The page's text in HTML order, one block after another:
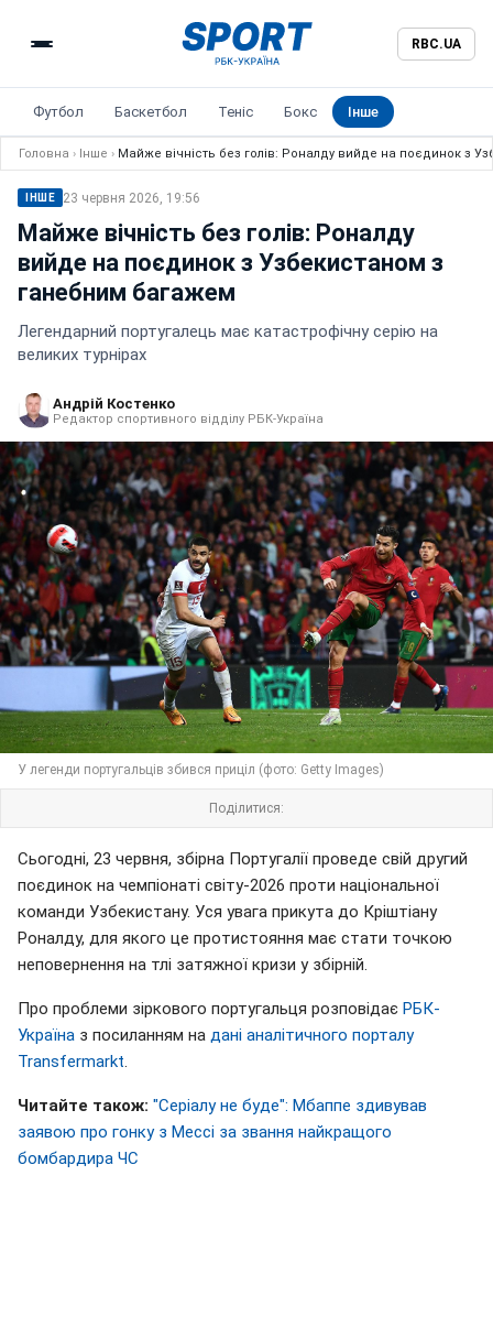
RBC.UA
Футбол Баскетбол Теніс Бокс Інше
Головна › Інше › Майже вічність без голів: Роналду вийде на поєдинок з
ІНШЕ 23 червня 2026, 19:56
Майже вічність без голів: Роналду
вийде на поєдинок з Узбекистаном з
ганебним багажем
Легендарний португалець має катастрофічну серію на
великих турнірах
Андрій Костенко
Редактор спортивного відділу РБК-Україна
У легенди португальців збився приціл (фото: Getty Images)
Поділитися:
Сьогодні, 23 червня, збірна Португалії проведе свій другий
поєдинок на чемпіонаті світу-2026 проти національної
команди Узбекистану. Уся увага прикута до Кріштіану
Роналду, для якого це протистояння має стати точкою
неповернення на тлі затяжної кризи у збірній.
Про проблеми зіркового португальця розповідає РБК-
Україна з посиланням на дані аналітичного порталу
Transfermarkt
Читайте також: "Серіалу не буде": Мбаппе здивував
заявою про гонку з Мессі за звання найкращого
бомбардира ЧС